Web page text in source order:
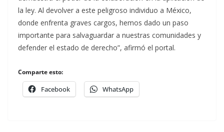
la ley. Al devolver a este peligroso individuo a México,
donde enfrenta graves cargos, hemos dado un paso
importante para salvaguardar a nuestras comunidades y
defender el estado de derecho”, afirmó el portal.
Comparte esto:
Facebook WhatsApp